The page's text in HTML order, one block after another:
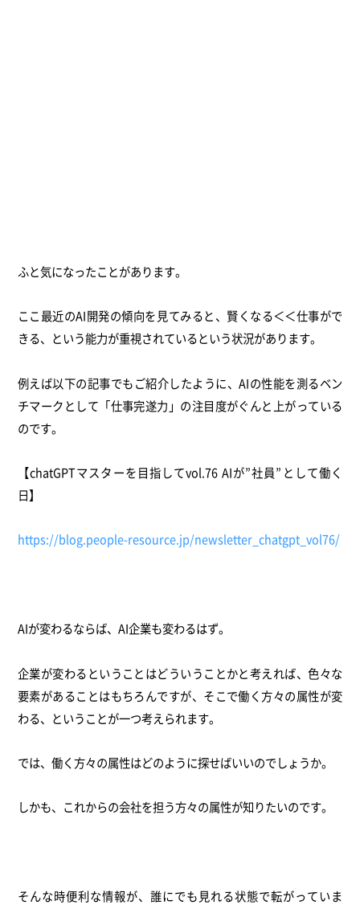
ふと気になったことがあります。
ここ最近のAI開発の傾向を見てみると、賢くなる＜＜仕事がで
きる、という能力が重視されているという状況があります。
例えば以下の記事でもご紹介したように、AIの性能を測るベン
チマークとして「仕事完遂力」の注目度がぐんと上がっている
のです。
【chatGPTマスターを目指してvol.76 AIが”社員”として働く
日】
https://blog.people-resource.jp/newsletter_chatgpt_vol76/
AIが変わるならば、AI企業も変わるはず。
企業が変わるということはどういうことかと考えれば、色々な
要素があることはもちろんですが、そこで働く方々の属性が変
わる、ということが一つ考えられます。
では、働く方々の属性はどのように探せばいいのでしょうか。
しかも、これからの会社を担う方々の属性が知りたいのです。
そんな時便利な情報が、誰にでも見れる状態で転がっていま